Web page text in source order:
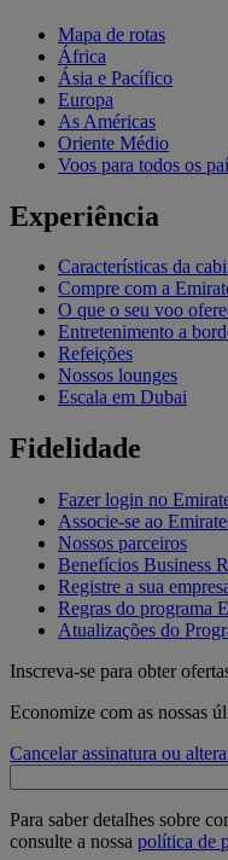
Mapa de rotas
África
Ásia e Pacífico
Europa
As Américas
Oriente Médio
Voos para todos os
Experiência
Características da
Compre com a
O que o seu voo
Entretenimento a
Refeições
Nossos lounges
Escala em Dubai
Fidelidade
Fazer login no
Associe-se ao
Nossos parceiros
Benefícios Business
Registre a sua
Regras do programa
Atualizações do
Inscreva-se para obter
Economize com as nossas
Cancelar assinatura ou
Para saber detalhes sobre
consulte a nossa política de